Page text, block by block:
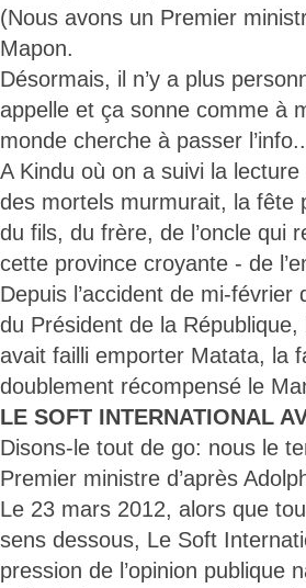
(Nous avons un Premier
Mapon.
Désormais, il n’y a plus
appelle et ça sonne comme à
monde cherche à passer
A Kindu où on a suivi la
des mortels murmurait, la fête
du fils, du frère, de l’oncle qui
cette province croyante - de
Depuis l’accident de mi-février
du Président de la
avait failli emporter Matata, la
doublement récompensé le
LE SOFT INTERNATIONAL
Disons-le tout de go: nous le
Premier ministre d’après
Le 23 mars 2012, alors que
sens dessous, Le Soft
pression de l’opinion publique